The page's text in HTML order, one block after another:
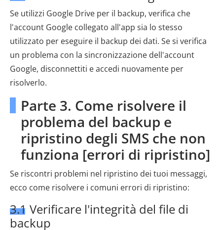
Se utilizzi Google Drive per il backup, verifica che
l'account Google collegato all'app sia lo stesso
utilizzato per eseguire il backup dei dati. Se si verifica
un problema con la sincronizzazione dell'account
Google, disconnettiti e accedi nuovamente per
risolverlo.
Parte 3. Come risolvere il
problema del backup e
ripristino degli SMS che non
funziona [errori di ripristino]
Se riscontri problemi nel ripristino dei tuoi messaggi,
ecco come risolvere i comuni errori di ripristino:
3.1 Verificare l'integrità del file di
backup